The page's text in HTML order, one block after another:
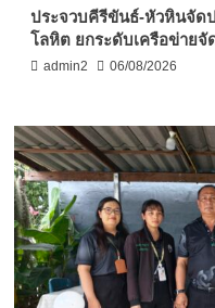
ประจวบคีรีขันธ์-หัวหินจัด
โลหิต ยกระดับเครือข่าย
admin2 06/08/2026